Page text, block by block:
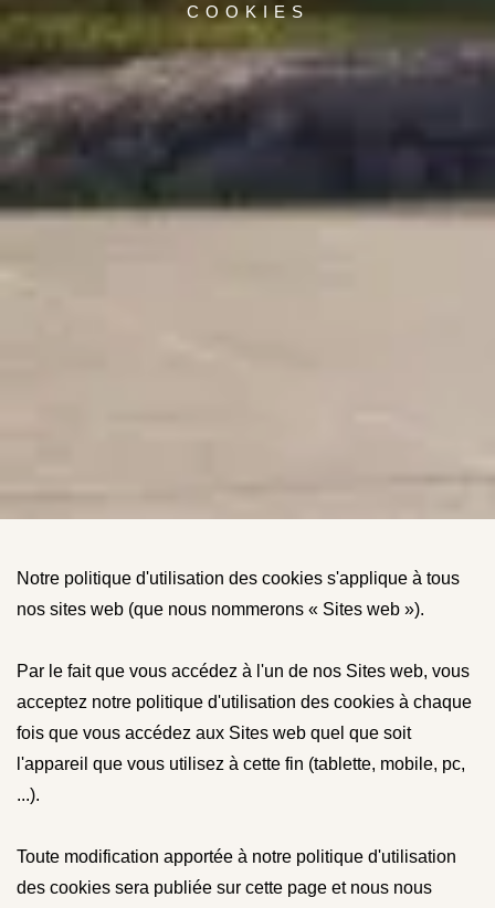
COOKIES
Notre politique d'utilisation des cookies s'applique à tous
nos sites web (que nous nommerons « Sites web »).
Par le fait que vous accédez à l'un de nos Sites web, vous
acceptez notre politique d'utilisation des cookies à chaque
fois que vous accédez aux Sites web quel que soit
l'appareil que vous utilisez à cette fin (tablette, mobile, pc,
...).
Toute modification apportée à notre politique d'utilisation
des cookies sera publiée sur cette page et nous nous